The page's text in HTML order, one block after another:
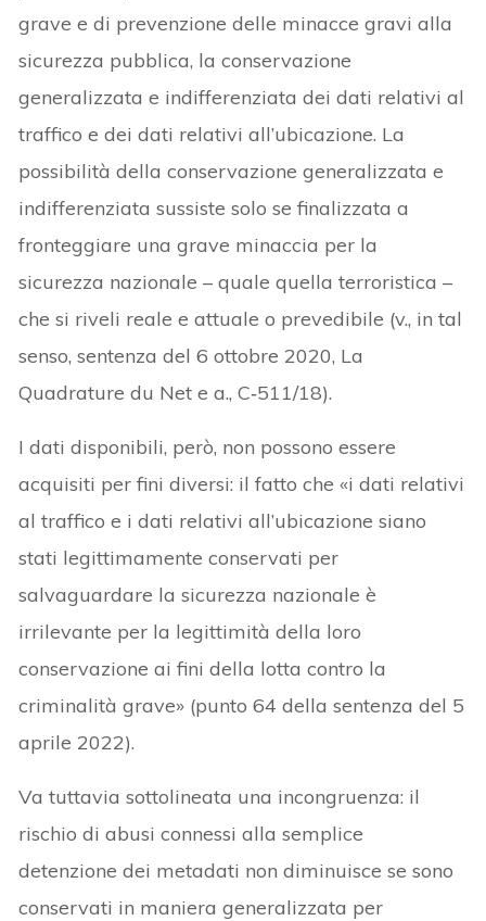
grave e di prevenzione delle minacce gravi alla
sicurezza pubblica, la conservazione
generalizzata e indifferenziata dei dati relativi al
traffico e dei dati relativi all’ubicazione. La
possibilità della conservazione generalizzata e
indifferenziata sussiste solo se finalizzata a
fronteggiare una grave minaccia per la
sicurezza nazionale – quale quella terroristica –
che si riveli reale e attuale o prevedibile (v., in tal
senso, sentenza del 6 ottobre 2020, La
Quadrature du Net e a., C‑511/18).
I dati disponibili, però, non possono essere
acquisiti per fini diversi: il fatto che «i dati relativi
al traffico e i dati relativi all’ubicazione siano
stati legittimamente conservati per
salvaguardare la sicurezza nazionale è
irrilevante per la legittimità della loro
conservazione ai fini della lotta contro la
criminalità grave» (punto 64 della sentenza del 5
aprile 2022).
Va tuttavia sottolineata una incongruenza: il
rischio di abusi connessi alla semplice
detenzione dei metadati non diminuisce se sono
conservati in maniera generalizzata per